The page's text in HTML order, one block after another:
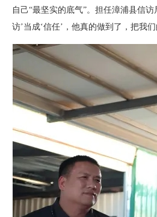
自己“最坚实的底气”。担任漳浦县信
访’当成‘信任’，他真的做到了，把我